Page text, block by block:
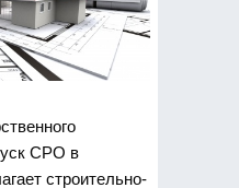
СРО в
строительно-